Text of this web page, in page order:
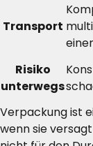
Transport
Risiko
unterwegs
Verpackung ist
wenn sie